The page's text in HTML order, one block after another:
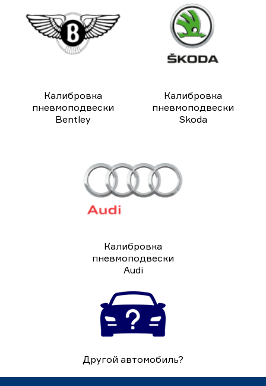
Калибровка
пневмоподвески
Bentley
Калибровка
пневмоподвески
Skoda
Калибровка
пневмоподвески
Audi
Другой автомобиль?